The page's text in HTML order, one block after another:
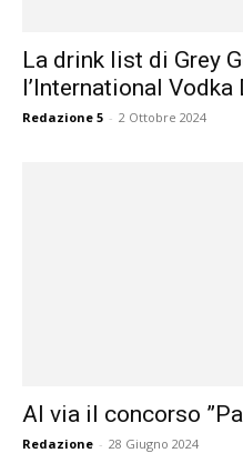
La drink list di Grey
l’International Vodka
Redazione 5 - 2 Ottobre 2024
Al via il concorso
Redazione - 28 Giugno 2024